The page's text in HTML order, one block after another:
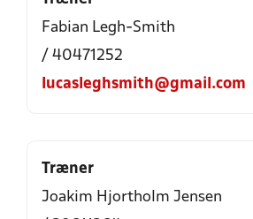
Fabian Legh-Smith
/ 40471252
lucasleghsmith@gmail.com
Træner
Joakim Hjortholm Jensen